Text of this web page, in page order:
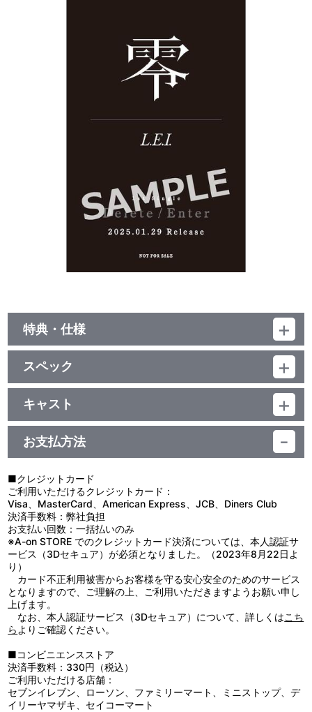
特典・仕様
他、仕様
リリックカード&フォトアートピース（24Piece）
大判バンダナ
メタルキーホルダー
7インチEPサイズ特装パッケージ
スペック
品番：LACZ-10253
【収録曲】
01.Delete
02.Enter
03.Delete -Instrumental-
04.Enter -Instrumental-
キャスト
零
お支払方法
■クレジットカード
ご利用いただけるクレジットカード：
Visa、MasterCard、American Express、JCB、Diners Club
決済手数料：弊社負担
お支払い回数：一括払いのみ
※A-on STORE でのクレジットカード決済については、本人認証サ
ービス（3Dセキュア）が必須となりました。（2023年8月22日よ
り）
カード不正利用被害からお客様を守る安心安全のためのサービス
となりますので、ご理解の上、ご利用いただきますようお願い申し
上げます。
なお、本人認証サービス（3Dセキュア）について、詳しくはこち
ら よりご確認ください。
■コンビニエンスストア
決済手数料：330円（税込）
ご利用いただける店舗：
セブンイレブン、ローソン、ファミリーマート、ミニストップ、デ
イリーヤマザキ、セイコーマート